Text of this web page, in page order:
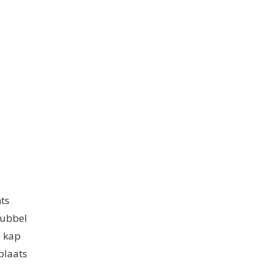
kap